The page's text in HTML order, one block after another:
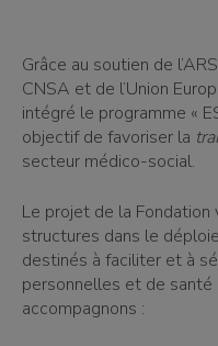
Grâce au soutien de
CNSA et de l’Union
intégré le programme «
objectif de favoriser la
secteur médico-social.
Le projet de la
structures dans le
destinés à faciliter et à
personnelles et de
accompagnons :